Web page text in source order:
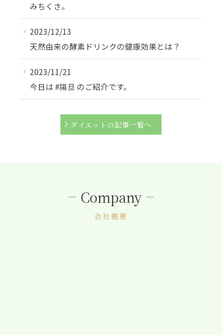
みちくさ。
2023/12/13
天然由来の酵素ドリンクの健康効果とは？
2023/11/21
今日は #陽旦 のご紹介です。
ダイエットの記事一覧へ
会社概要
Company